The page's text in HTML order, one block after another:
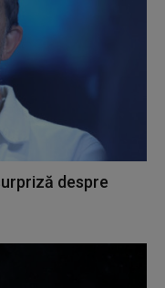
despre